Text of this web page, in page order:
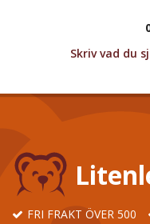
Skriv vad du
FRI FRAKT ÖVER 500